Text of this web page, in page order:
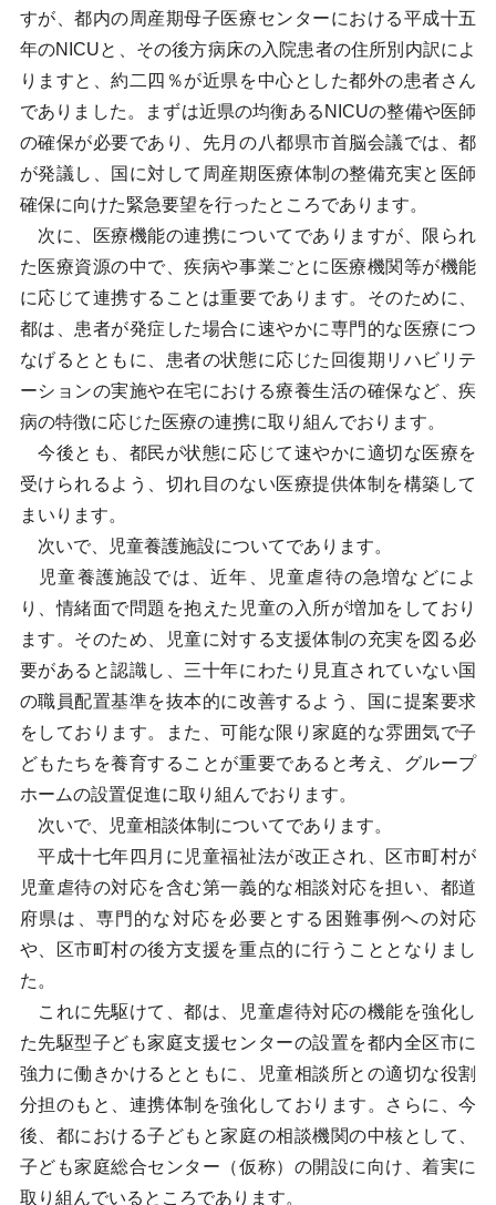
すが、都内の周産期母子医療センターにおける平成十五
年のNICUと、その後方病床の入院患者の住所別内訳によ
りますと、約二四％が近県を中心とした都外の患者さん
でありました。まずは近県の均衡あるNICUの整備や医師
の確保が必要であり、先月の八都県市首脳会議では、都
が発議し、国に対して周産期医療体制の整備充実と医師
確保に向けた緊急要望を行ったところであります。
次に、医療機能の連携についてでありますが、限られ
た医療資源の中で、疾病や事業ごとに医療機関等が機能
に応じて連携することは重要であります。そのために、
都は、患者が発症した場合に速やかに専門的な医療につ
なげるとともに、患者の状態に応じた回復期リハビリテ
ーションの実施や在宅における療養生活の確保など、疾
病の特徴に応じた医療の連携に取り組んでおります。
今後とも、都民が状態に応じて速やかに適切な医療を
受けられるよう、切れ目のない医療提供体制を構築して
まいります。
次いで、児童養護施設についてであります。
児童養護施設では、近年、児童虐待の急増などによ
り、情緒面で問題を抱えた児童の入所が増加をしており
ます。そのため、児童に対する支援体制の充実を図る必
要があると認識し、三十年にわたり見直されていない国
の職員配置基準を抜本的に改善するよう、国に提案要求
をしております。また、可能な限り家庭的な雰囲気で子
どもたちを養育することが重要であると考え、グループ
ホームの設置促進に取り組んでおります。
次いで、児童相談体制についてであります。
平成十七年四月に児童福祉法が改正され、区市町村が
児童虐待の対応を含む第一義的な相談対応を担い、都道
府県は、専門的な対応を必要とする困難事例への対応
や、区市町村の後方支援を重点的に行うこととなりまし
た。
これに先駆けて、都は、児童虐待対応の機能を強化し
た先駆型子ども家庭支援センターの設置を都内全区市に
強力に働きかけるとともに、児童相談所との適切な役割
分担のもと、連携体制を強化しております。さらに、今
後、都における子どもと家庭の相談機関の中核として、
子ども家庭総合センター（仮称）の開設に向け、着実に
取り組んでいるところであります。